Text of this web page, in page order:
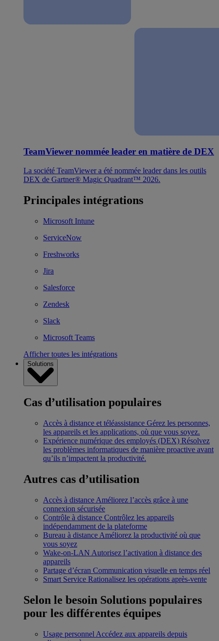
TeamViewer nommée leader en matière de DEX
La société TeamViewer a été nommée leader dans les outils
DEX de Gartner® Magic Quadrant™ 2026.
Principales intégrations
Microsoft Intune
ServiceNow
Freshworks
Jira
Salesforce
Zendesk
Slack
Microsoft Teams
Afficher toutes les intégrations
Solutions
Cas d’utilisation populaires
Accès à distance et téléassistance Gérez les personnes,
les appareils et les applications, où que vous soyez.
Expérience numérique des employés (DEX) Résolvez
les problèmes informatiques de manière proactive avant
qu’ils n’impactent la productivité.
Autres cas d’utilisation
Accès à distance Améliorez l’accès grâce à une
connexion sécurisée
Contrôle à distance Contrôlez les appareils
indépendamment de la plateforme
Bureau à distance Améliorez la productivité où que
vous soyez
Wake-on-LAN Autorisez l’activation à distance des
appareils
Partage d’écran Communication visuelle en temps réel
Smart Service Rationalisez les opérations après-vente
Selon le besoin Solutions populaires
pour les différentes équipes
Usage personnel Accédez aux appareils depuis